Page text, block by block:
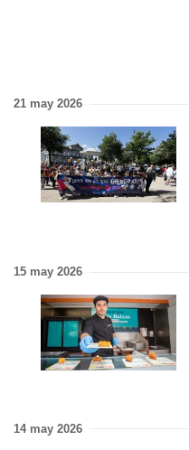
21 may 2026
15 may 2026
14 may 2026